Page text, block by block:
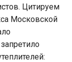
Цитируем
Московской